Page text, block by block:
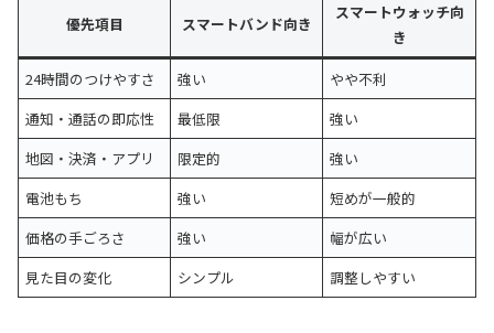
優先項目 スマートバンド向き
スマートウォッチ向
き
24時間のつけやすさ
強い
やや不利
通知・通話の即応性
最低限
強い
地図・決済・アプリ
限定的
強い
電池もち
強い
短めが一般的
価格の手ごろさ
強い
幅が広い
見た目の変化
シンプル 調整しやすい